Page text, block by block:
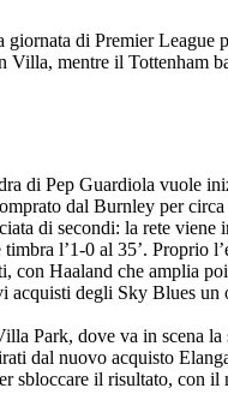
di Premier League
Villa, mentre il Tottenham
di Pep Guardiola vuole
dal Burnley per
di secondi: la rete
l’1-0 al 35’.
Haaland che amplia
acquisti degli Sky Blues un
Park, dove va in scena
dal nuovo acquisto
sbloccare il risultato, con